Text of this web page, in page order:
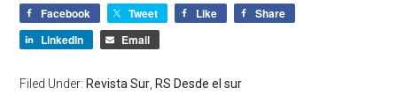
Facebook Tweet Like
Share
LinkedIn
Email
Filed Under: Revista Sur RS Desde el sur